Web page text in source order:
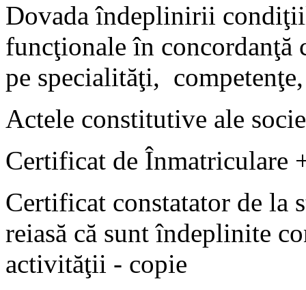
Dovada îndeplinirii
funcţionale în concordanţă
pe specialităţi,
Actele constitutive ale
Certificat de Înmatriculare
Certificat constatator de la
reiasă că sunt îndeplinite
activităţii - copie